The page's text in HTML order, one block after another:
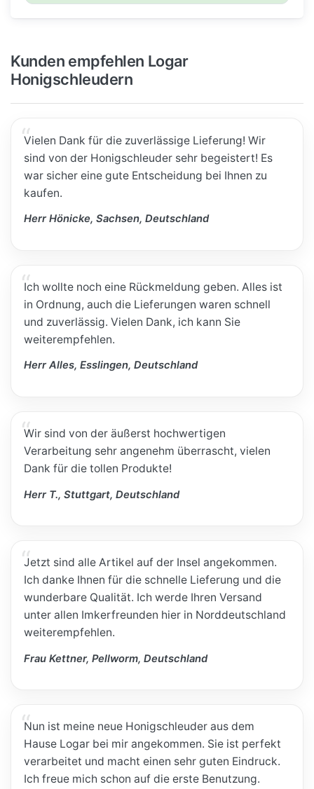
Kunden empfehlen Logar
Honigschleudern
Vielen Dank für die zuverlässige Lieferung! Wir
sind von der Honigschleuder sehr begeistert! Es
war sicher eine gute Entscheidung bei Ihnen zu
kaufen.
Herr Hönicke, Sachsen, Deutschland
Ich wollte noch eine Rückmeldung geben. Alles ist
in Ordnung, auch die Lieferungen waren schnell
und zuverlässig. Vielen Dank, ich kann Sie
weiterempfehlen.
Herr Alles, Esslingen, Deutschland
Wir sind von der äußerst hochwertigen
Verarbeitung sehr angenehm überrascht, vielen
Dank für die tollen Produkte!
Herr T., Stuttgart, Deutschland
Jetzt sind alle Artikel auf der Insel angekommen.
Ich danke Ihnen für die schnelle Lieferung und die
wunderbare Qualität. Ich werde Ihren Versand
unter allen Imkerfreunden hier in Norddeutschland
weiterempfehlen.
Frau Kettner, Pellworm, Deutschland
Nun ist meine neue Honigschleuder aus dem
Hause Logar bei mir angekommen. Sie ist perfekt
verarbeitet und macht einen sehr guten Eindruck.
Ich freue mich schon auf die erste Benutzung.